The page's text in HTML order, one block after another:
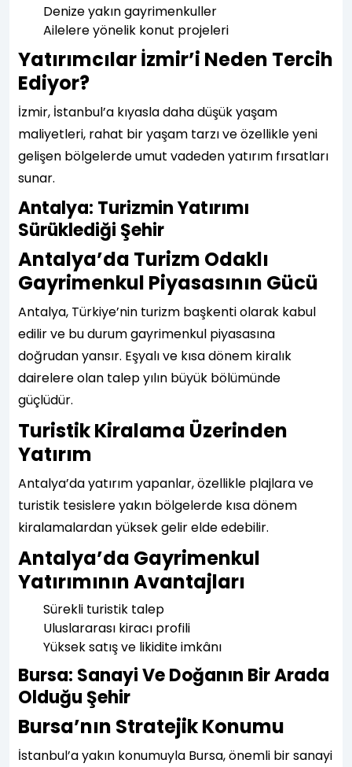
Denize yakın gayrimenkuller
Ailelere yönelik konut projeleri
Yatırımcılar İzmir’i Neden Tercih
Ediyor?
İzmir, İstanbul’a kıyasla daha düşük yaşam
maliyetleri, rahat bir yaşam tarzı ve özellikle yeni
gelişen bölgelerde umut vadeden yatırım fırsatları
sunar.
Antalya: Turizmin Yatırımı
Sürüklediği Şehir
Antalya’da Turizm Odaklı
Gayrimenkul Piyasasının Gücü
Antalya, Türkiye’nin turizm başkenti olarak kabul
edilir ve bu durum gayrimenkul piyasasına
doğrudan yansır. Eşyalı ve kısa dönem kiralık
dairelere olan talep yılın büyük bölümünde
güçlüdür.
Turistik Kiralama Üzerinden
Yatırım
Antalya’da yatırım yapanlar, özellikle plajlara ve
turistik tesislere yakın bölgelerde kısa dönem
kiralamalardan yüksek gelir elde edebilir.
Antalya’da Gayrimenkul
Yatırımının Avantajları
Sürekli turistik talep
Uluslararası kiracı profili
Yüksek satış ve likidite imkânı
Bursa: Sanayi Ve Doğanın Bir Arada
Olduğu Şehir
Bursa’nın Stratejik Konumu
İstanbul’a yakın konumuyla Bursa, önemli bir sanayi